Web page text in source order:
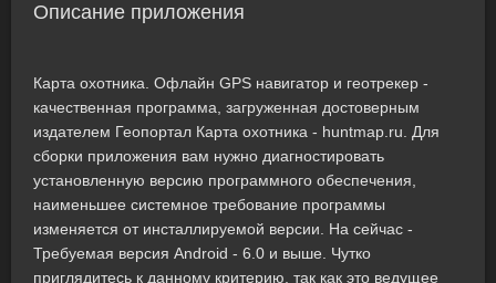
Описание приложения
Карта охотника. Офлайн GPS навигатор и геотрекер -
качественная программа, загруженная достоверным
издателем Геопортал Карта охотника - huntmap.ru. Для
сборки приложения вам нужно диагностировать
установленную версию программного обеспечения,
наименьшее системное требование программы
изменяется от инсталлируемой версии. На сейчас -
Требуемая версия Android - 6.0 и выше. Чутко
приглядитесь к данному критерию, так как это ведущее